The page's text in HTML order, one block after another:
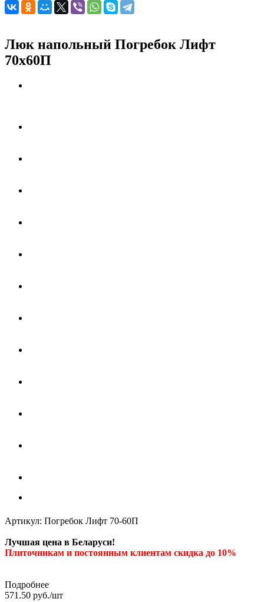
Люк напольный Погребок Лифт
70х60П
Артикул: Погребок Лифт 70-60П
Лучшая цена в Беларуси!
Плиточникам и постоянным клиентам скидка до 10%
Подробнее
571.50 руб./шт